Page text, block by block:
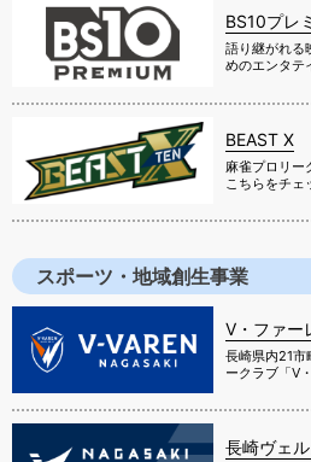
BS10プレ
語り継がれる
めのエンタテ
BEAST X
麻雀プロリー
こちらをチェ
スポーツ・地域創生事業
V・ファー
長崎県内21市
ークラブ「V
長崎ヴェ